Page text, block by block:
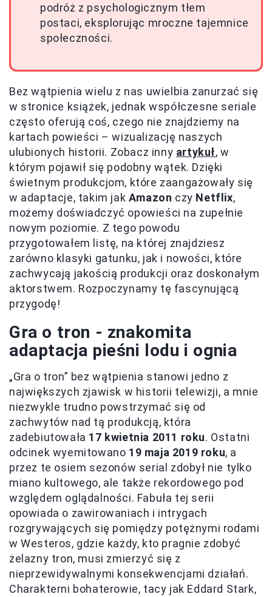
podróż z psychologicznym tłem
postaci, eksplorując mroczne tajemnice
społeczności.
Bez wątpienia wielu z nas uwielbia zanurzać się
w stronice książek, jednak współczesne seriale
często oferują coś, czego nie znajdziemy na
kartach powieści – wizualizację naszych
ulubionych historii. Zobacz inny artykuł, w
którym pojawił się podobny wątek. Dzięki
świetnym produkcjom, które zaangażowały się
w adaptacje, takim jak Amazon czy Netflix,
możemy doświadczyć opowieści na zupełnie
nowym poziomie. Z tego powodu
przygotowałem listę, na której znajdziesz
zarówno klasyki gatunku, jak i nowości, które
zachwycają jakością produkcji oraz doskonałym
aktorstwem. Rozpoczynamy tę fascynującą
przygodę!
Gra o tron - znakomita
adaptacja pieśni lodu i ognia
„Gra o tron” bez wątpienia stanowi jedno z
największych zjawisk w historii telewizji, a mnie
niezwykle trudno powstrzymać się od
zachwytów nad tą produkcją, która
zadebiutowała 17 kwietnia 2011 roku. Ostatni
odcinek wyemitowano 19 maja 2019 roku, a
przez te osiem sezonów serial zdobył nie tylko
miano kultowego, ale także rekordowego pod
względem oglądalności. Fabuła tej serii
opowiada o zawirowaniach i intrygach
rozgrywających się pomiędzy potężnymi rodami
w Westeros, gdzie każdy, kto pragnie zdobyć
żelazny tron, musi zmierzyć się z
nieprzewidywalnymi konsekwencjami działań.
Charakterni bohaterowie, tacy jak Eddard Stark,